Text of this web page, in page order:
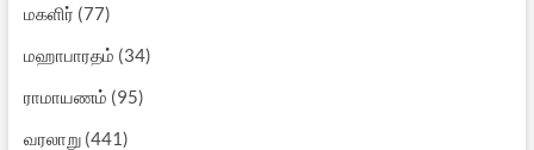
மகளிர் (77)
மஹாபாரதம் (34)
ராமாயணம் (95)
வரலாறு(441)